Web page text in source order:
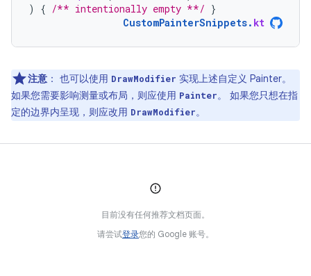
)
{ /** intentionally empty **/ }
CustomPainterSnippets. kt
注意 ： 也可以使用 DrawModifier 实现上述自定义 Painter。
如果您需要影响测量或布局，则应使用 Painter。 如果您只想在指
定的边界内呈现，则应改用 DrawModifier。
目前没有任何推荐文档页面。
请尝试登录您的 Google 账号。